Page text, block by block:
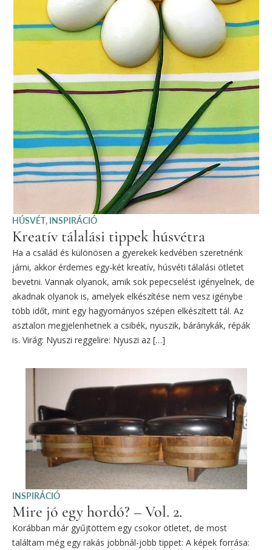
HÚSVÉT, INSPIRÁCIÓ
Kreatív tálalási tippek húsvétra
Ha a család és különösen a gyerekek kedvében szeretnénk
járni, akkor érdemes egy-két kreatív, húsvéti tálalási ötletet
bevetni. Vannak olyanok, amik sok pepecselést igényelnek, de
akadnak olyanok is, amelyek elkészítése nem vesz igénybe
több időt, mint egy hagyományos szépen elkészített tál. Az
asztalon megjelenhetnek a csibék, nyuszik, báránykák, répák
is. Virág: Nyuszi reggelire: Nyuszi az […]
INSPIRÁCIÓ
Mire jó egy hordó? – Vol. 2.
Korábban már gyűjtöttem egy csokor ötletet, de most
találtam még egy rakás jobbnál-jobb tippet: A képek forrása: